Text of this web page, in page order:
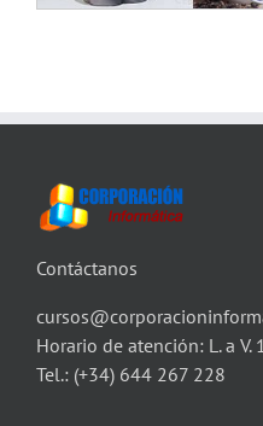
Contáctanos
Horario de atención: L. a V.
Tel.: (+34) 644 267 228